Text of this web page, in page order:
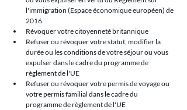
l'immigration (Espace économique européen) de
2016
Révoquer votre citoyenneté britannique
Refuser ou révoquer votre statut, modifier la
durée ou les conditions de votre séjour ou vous
expulser dans le cadre du programme de
règlement de l'UE
Refuser ou révoquer votre permis de voyage ou
votre permis familial dans le cadre du
programme de règlement de l'UE